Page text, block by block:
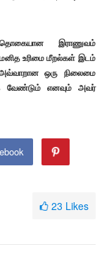
இராணுவம்
மனித உரிமை மீறல்கள் இடம்
ஒரு நிலைமை
வேண்டும் எனவும் அவர்
23 Likes